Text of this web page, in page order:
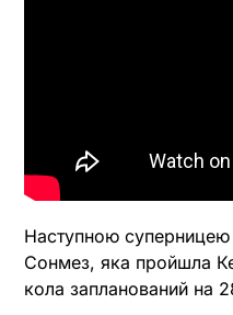
Наступною
Сонмез, яка пройшла
кола запланований на